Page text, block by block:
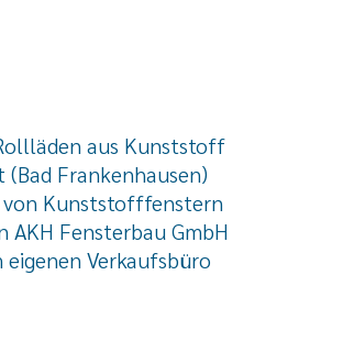
aus Kunststoff
Frankenhausen)
von Kunststofffenstern
Fensterbau GmbH
Verkaufsbüro